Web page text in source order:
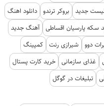
جدید بروکر ترندو دانلود اهنگ
سکه پارسیان اقساطی آهنگ جدید
دوو شیرازی رنت کمپینگ
غذای سازمانی خرید کارت پستال
تبلیغات در گوگل